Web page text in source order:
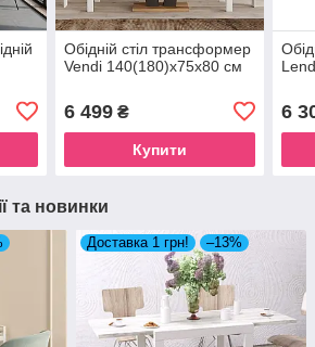
Обідній стіл трансформер
Vendi 140(180)x75x80 см
6 499₴
Купити
6
та новинки
Доставка 1 грн! –13%